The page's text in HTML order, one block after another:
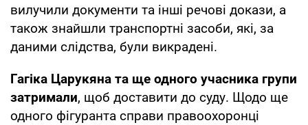
вилучили документи та інші речові докази, а
також знайшли транспортні засоби, які, за
даними слідства, були викрадені.
Гагіка Царукяна та ще одного учасника групи
затримали, щоб доставити до суду. Щодо ще
одного фігуранта справи правоохоронці